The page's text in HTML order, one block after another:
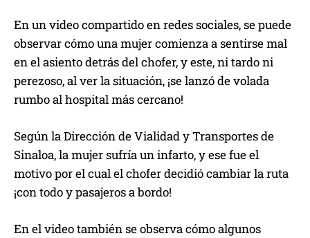
En un video compartido en redes sociales, se puede
observar cómo una mujer comienza a sentirse mal
en el asiento detrás del chofer, y este, ni tardo ni
perezoso, al ver la situación, ¡se lanzó de volada
rumbo al hospital más cercano!
Según la Dirección de Vialidad y Transportes de
Sinaloa, la mujer sufría un infarto, y ese fue el
motivo por el cual el chofer decidió cambiar la ruta
¡con todo y pasajeros a bordo!
En el video también se observa cómo algunos